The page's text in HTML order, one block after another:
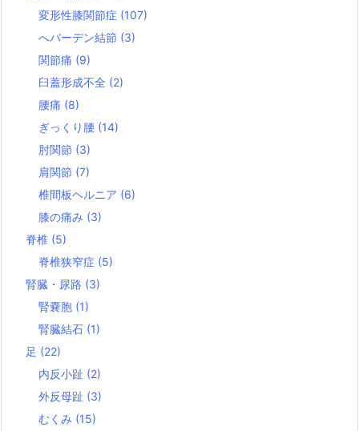
変形性膝関節症 (107)
へバーデン結節 (3)
関節痛 (9)
臼蓋形成不全 (2)
腰痛 (8)
ぎっくり腰 (14)
肘関節 (3)
肩関節 (7)
椎間板ヘルニア (6)
膝の痛み (3)
脊椎 (5)
脊椎狭窄症 (5)
腎臓・尿路 (3)
腎嚢胞 (1)
腎臓結石 (1)
足 (22)
内反小趾 (2)
外反母趾 (3)
むくみ (15)